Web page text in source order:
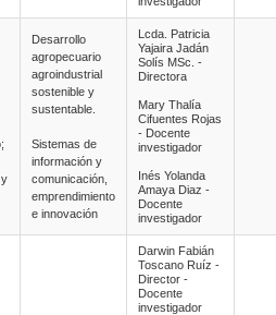
y
Desarrollo
agropecuario
agroindustrial
sostenible y
sustentable.
Sistemas de
información y
comunicación,
emprendimiento
e innovación
Lcda. Patricia
Yajaira Jadán
Solís MSc. -
Directora
Mary Thalía
Cifuentes Rojas
- Docente
investigador
Inés Yolanda
Amaya Diaz -
Docente
investigador
Darwin Fabián
Toscano Ruíz -
Director -
Docente
investigador